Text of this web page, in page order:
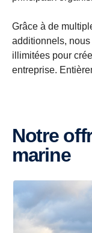
Grâce à de
additionnels,
illimitées pour
entreprise.
Notre offre pour l’industrie
marine